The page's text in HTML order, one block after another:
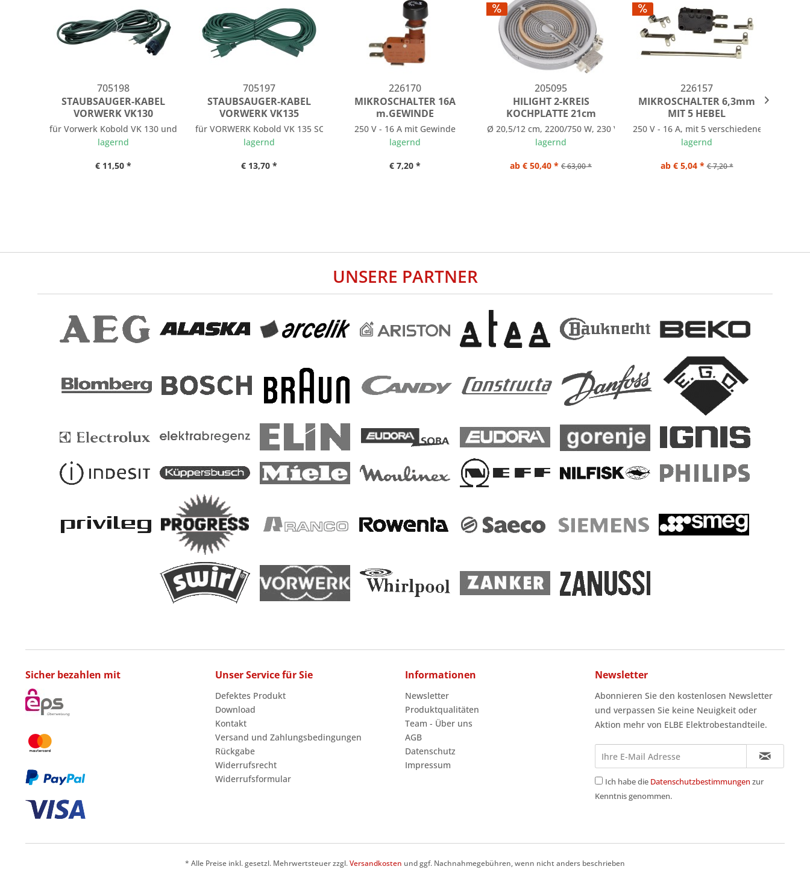
705198
STAUBSAUGER-KABEL
VORWERK VK130
für Vorwerk Kobold VK 130 und Kobold VK 131
lagernd
€ 11,50 *
705197
STAUBSAUGER-KABEL
VORWERK VK135
für VORWERK Kobold VK 135 SC, VK 135, VK 136
lagernd
€ 13,70 *
226170
MIKROSCHALTER 16A
m.GEWINDE
250 V - 16 A mit Gewinde
lagernd
€ 7,20 *
205095
HILIGHT 2-KREIS
KOCHPLATTE 21cm
Ø 20,5/12 cm, 2200/750 W, 230 V
lagernd
ab € 50,40 * € 63,00 *
226157
MIKROSCHALTER 6,3mm
MIT 5 HEBEL
250 V - 16 A, mit 5 verschiedenen Hebeln,
lagernd
ab € 5,04 * € 7,20 *
UNSERE PARTNER
Sicher bezahlen mit Unser Service für Sie
Defektes Produkt
Download
Kontakt
Versand und Zahlungsbedingungen
Rückgabe
Widerrufsrecht
Widerrufsformular
Informationen
Newsletter
Produktqualitäten
Team - Über uns
AGB
Datenschutz
Impressum
Newsletter
Abonnieren Sie den kostenlosen Newsletter
und verpassen Sie keine Neuigkeit oder
Aktion mehr von ELBE Elektrobestandteile.
Ich habe die Datenschutzbestimmungen zur
Kenntnis genommen.
* Alle Preise inkl. gesetzl. Mehrwertsteuer zzgl.Versandkosten und ggf. Nachnahmegebühren, wenn nicht anders beschrieben